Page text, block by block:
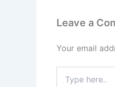
Leave a
Your email
here..